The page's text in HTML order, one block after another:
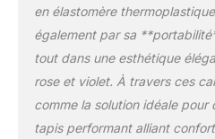
facilement votre tapis
entraîner.Ce tapis de
nettoyer,il suffit d'utiliser
serviette pour le frotter
neuf;nos tapis de sport
enroulés facilement et
pour économiser de
en élastomère
également par sa
tout dans une esthétique
rose et violet. À travers ces
comme la solution idéale
tapis performant alliant